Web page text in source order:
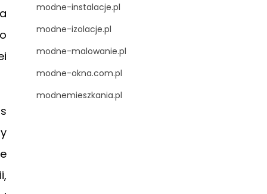
modne-instalacje.pl
modne-izolacje.pl
modne-malowanie.pl
modne-okna.com.pl
modnemieszkania.pl